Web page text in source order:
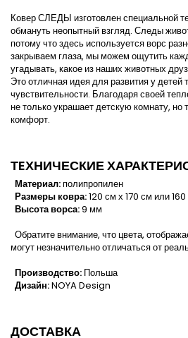
Ковер СЛЕДЫ изготовлен специальной
обмануть неопытный взгляд. Следы
потому что здесь используется ворс
закрываем глаза, мы можем ощутить
угадывать, какое из наших животных
Это отличная идея для развития у детей
чувствительности. Благодаря своей
не только украшает детскую комнату, но
комфорт.
ТEХНИЧЕСКИЕ
Материал:полипропилен
Размеры ковра:120 см х 170 см или
Высота ворса:9 мм
Обратите внимание, что цвета,
могут незначительно отличаться от
Производство: Польша
Дизайн:NOYA Design
ДОСТАВКА